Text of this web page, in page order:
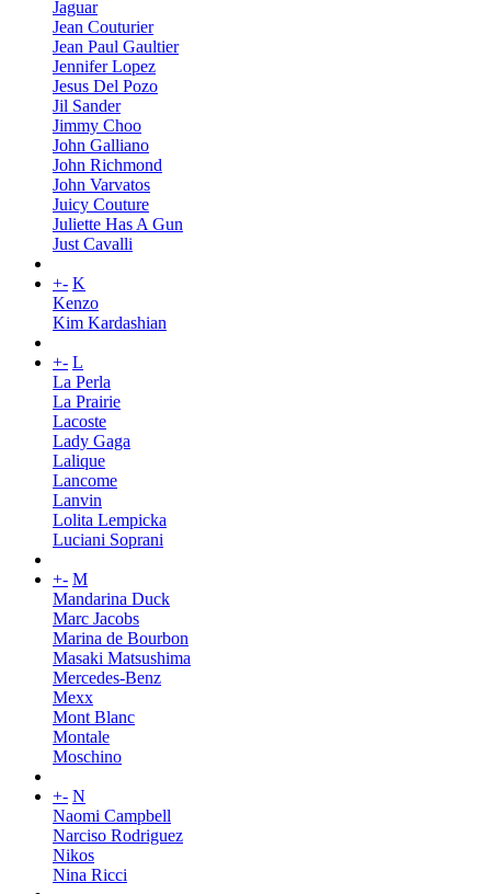
Jaguar
Jean Couturier
Jean Paul Gaultier
Jennifer Lopez
Jesus Del Pozo
Jil Sander
Jimmy Choo
John Galliano
John Richmond
John Varvatos
Juicy Couture
Juliette Has A Gun
Just Cavalli
+- K
Kenzo
Kim Kardashian
+- L
La Perla
La Prairie
Lacoste
Lady Gaga
Lalique
Lancome
Lanvin
Lolita Lempicka
Luciani Soprani
+- M
Mandarina Duck
Marc Jacobs
Marina de Bourbon
Masaki Matsushima
Mercedes-Benz
Mexx
Mont Blanc
Montale
Moschino
+- N
Naomi Campbell
Narciso Rodriguez
Nikos
Nina Ricci